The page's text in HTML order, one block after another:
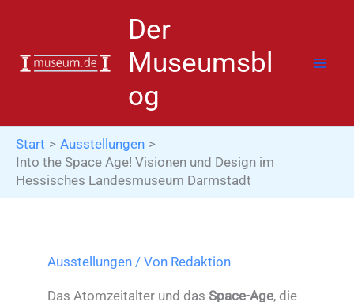
springen
Der
Museumsbl
og
Start
Ausstellungen
Into the Space Age! Visionen und Design im
Hessisches Landesmuseum Darmstadt
Ausstellungen / Von Redaktion
Das Atomzeitalter und dasSpace-Age, die